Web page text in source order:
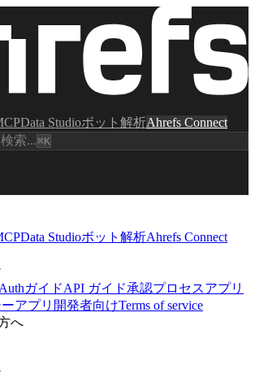
Data Studioボット解析Ahrefs Connect
索...⌘K
Data Studioボット解析Ahrefs Connect
ガイドAPI ガイド承認プロセスアプリ
アプリ開発者向けTerms of service
へ